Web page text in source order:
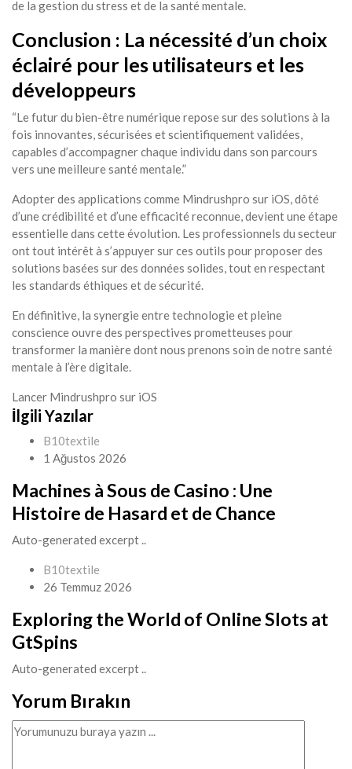
de la gestion du stress et de la santé mentale.
Conclusion : La nécessité d’un choix
éclairé pour les utilisateurs et les
développeurs
“Le futur du bien-être numérique repose sur des solutions à la
fois innovantes, sécurisées et scientifiquement validées,
capables d’accompagner chaque individu dans son parcours
vers une meilleure santé mentale.”
Adopter des applications comme Mindrushpro sur iOS, dôté
d’une crédibilité et d’une efficacité reconnue, devient une étape
essentielle dans cette évolution. Les professionnels du secteur
ont tout intérêt à s’appuyer sur ces outils pour proposer des
solutions basées sur des données solides, tout en respectant
les standards éthiques et de sécurité.
En définitive, la synergie entre technologie et pleine
conscience ouvre des perspectives prometteuses pour
transformer la manière dont nous prenons soin de notre santé
mentale à l’ère digitale.
Lancer Mindrushpro sur iOS
İlgili Yazılar
B10textile
1 Ağustos 2026
Machines à Sous de Casino : Une
Histoire de Hasard et de Chance
Auto-generated excerpt ..
B10textile
26 Temmuz 2026
Exploring the World of Online Slots at
GtSpins
Auto-generated excerpt ..
Yorum Bırakın